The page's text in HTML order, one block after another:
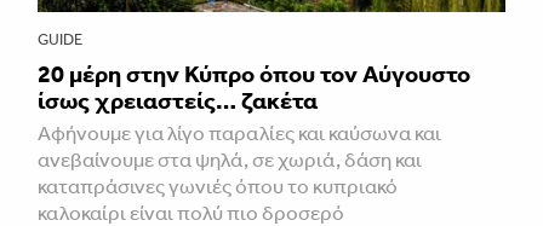
GUIDE
20 μέρη στην Κύπρο όπου τον Αύγουστο
ίσως χρειαστείς… ζακέτα
Αφήνουμε για λίγο παραλίες και καύσωνα και
ανεβαίνουμε στα ψηλά, σε χωριά, δάση και
καταπράσινες γωνιές όπου το κυπριακό
καλοκαίρι είναι πολύ πιο δροσερό